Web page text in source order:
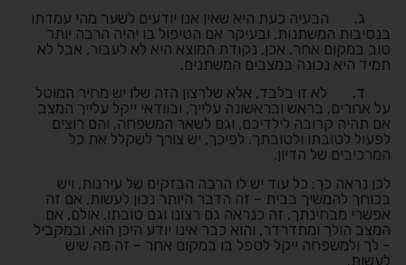
ג. הבעיה כעת היא שאין אנו יודעים לשער מהי עמדתו
בנסיבות המשתנות, ובעיקר אם הטיפול בו יהיה הרבה יותר
טוב במקום אחר. אכן, נקודת המוצא היא לא לעבור, אבל לא
תמיד היא נכונה במצבים המשתנים.
ד. לא זו בלבד, אלא שלרצון הזה שלו יש מחיר המוטל
על אחרים, בראש ובראשונה עלייך, ובוודאי ייקל עלייך המצב
אם תהיה קרובה לילדיכם, וגם לשאר המשפחה, והם רוצים
לפעול לטובתו ולטובתך. לפיכך, יש צורך לשקלל את כל
המרכיבים של הדיון.
לכן נראה כך: כל עוד יש לו הרבה הבזקים של עירנות, ויש
בכוחך להמשיך בבית – זה הדבר היותר נכון לעשות, אם זה
אפשרי מבחינתך. זה כנראה גם רצונו וגם טובתו. אולם, אם
המצב הולך ומתדרדר, והוא כבר אינו יודע היכן הוא, ובמקביל
– לך ולמשפחה ייקל לטפל בו במקום אחר – זה מה שיש
לעשות .